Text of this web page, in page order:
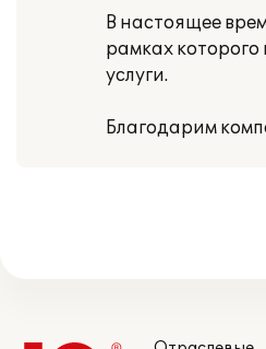
В настоящее
рамках
услуги.
Благодарим